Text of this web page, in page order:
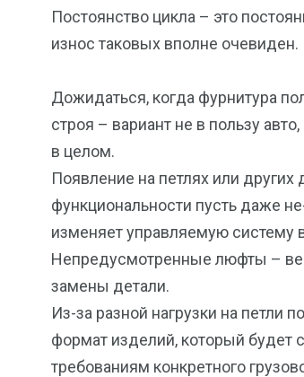
Постоянство цикла – это
износ таковых вполне очевиден.
Дожидаться, когда фурнитура
строя – вариант не в пользу
в целом.
Появление на петлях или других
функциональности пусть даже
изменяет управляемую систему
Непредусмотренные люфты –
замены детали.
Из-за разной нагрузки на петли
формат изделий, который будет
требованиям конкретного